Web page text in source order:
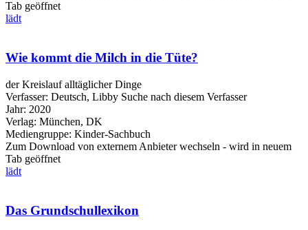
Tab geöffnet
lädt
Wie kommt die Milch in die Tüte?
der Kreislauf alltäglicher Dinge
Verfasser: Deutsch, Libby Suche nach diesem Verfasser
Jahr: 2020
Verlag: München, DK
Mediengruppe: Kinder-Sachbuch
Zum Download von externem Anbieter wechseln - wird in neuem
Tab geöffnet
lädt
Das Grundschullexikon